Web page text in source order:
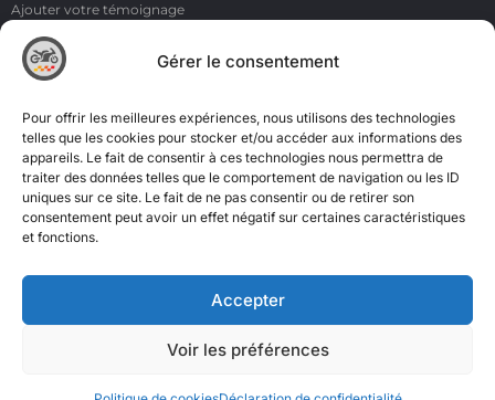
Gérer le consentement
Pour offrir les meilleures expériences, nous utilisons des technologies
telles que les cookies pour stocker et/ou accéder aux informations des
appareils. Le fait de consentir à ces technologies nous permettra de
traiter des données telles que le comportement de navigation ou les ID
uniques sur ce site. Le fait de ne pas consentir ou de retirer son
consentement peut avoir un effet négatif sur certaines caractéristiques
et fonctions.
Accepter
Voir les préférences
Ajouter votre témoignage
Voir tous les témoignages
Liens
NOS COORDONNÉES
ZI de la Moinerie - 8 rue du Roussillon 91220 Bretigny sur Orge
Email: contact@accimoto.com
Standard : +33(0)1 69 88 16 16